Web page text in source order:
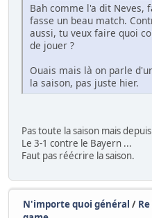
Bah comme l'a dit Neves,
fasse un beau match.
aussi, tu veux faire quoi
de jouer ?
Ouais mais là on parle
la saison, pas juste hier.
Pas toute la saison mais
Le 3-1 contre le Bayern ...
Faut pas réécrire la saison.
N'importe quoi général /